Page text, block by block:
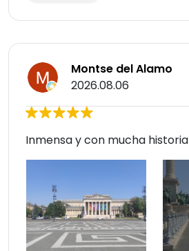
Montse del Alamo
2026.08.06
Inmensa y con mucha historia